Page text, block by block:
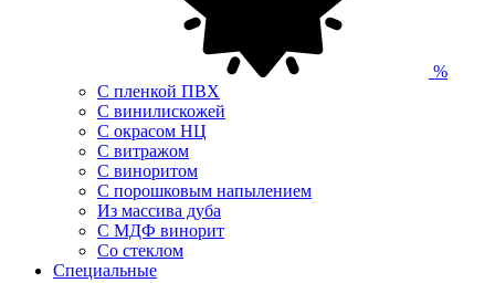
%
С пленкой ПВХ
С винилискожей
С окрасом НЦ
С витражом
С виноритом
С порошковым напылением
Из массива дуба
С МДФ винорит
Со стеклом
Специальные